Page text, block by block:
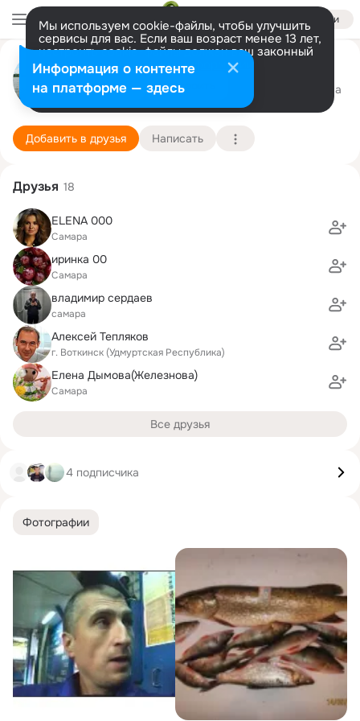
Войти
Мы используем cookie-файлы, чтобы улучшить
сервисы для вас. Если ваш возраст менее 13 лет,
настроить cookie-файлы должен ваш законный
представитель. Больше информации
Разрешить все Настроить
Виктор Прокофьев
Самара 29 сентября (53 года)
94 школа
Подробнее
Добавить в друзья Написать
Фотографии
Друзья 18
ELENA 000
Самара
иринка 00
Самара
владимир сердаев
самара
Алексей Тепляков
г. Воткинск (Удмуртская Республика)
Елена Дымова(Железнова)
Самара
Все друзья
4 подписчика
Информация о контенте
на платформе — здесь